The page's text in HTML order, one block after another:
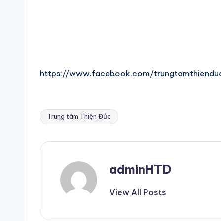
https://www.facebook.com/
Tags:
Trung tâm Thiện Đức
adminHTD
View All Posts